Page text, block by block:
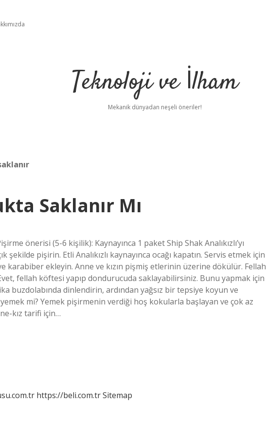
Teknoloji ve İlham
Mekanik dünyadan neşeli öneriler!
Saklanır Mı
önerisi (5-6 kişilik): Kaynayınca 1 paket Ship Shak Analıkızlı’yı
pişirin. Etli Analıkızlı kaynayınca ocağı kapatın. Servis etmek için
ve karabiber ekleyin. Anne ve kızın pişmiş etlerinin üzerine dökülür. Fellah
fellah köftesi yapıp dondurucuda saklayabilirsiniz. Bunu yapmak için
buzdolabında dinlendirin, ardından yağsız bir tepsiye koyun ve
mi? Yemek pişirmenin verdiği hoş kokularla başlayan ve çok az
kız tarifi için…
https://beli.com.trSitemap